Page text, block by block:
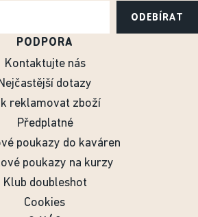
ODEBÍRAT
PODPORA
Kontaktujte nás
dotazy
reklamovat zboží
Předplatné
poukazy do kaváren
poukazy na kurzy
Klub doubleshot
Cookies